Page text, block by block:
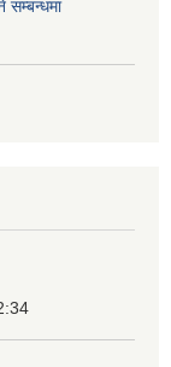
सम्बन्धमा